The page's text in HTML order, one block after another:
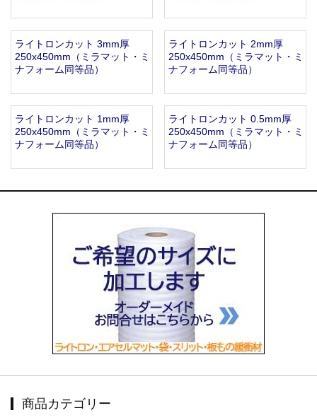
ライトロンカット 3mm厚
250x450mm（ミラマット・ミ
ナフォーム同等品）
ライトロンカット 2mm厚
250x450mm（ミラマット・ミ
ナフォーム同等品）
ライトロンカット 1mm厚
250x450mm（ミラマット・ミ
ナフォーム同等品）
ライトロンカット 0.5mm厚
250x450mm（ミラマット・ミ
ナフォーム同等品）
商品カテゴリー